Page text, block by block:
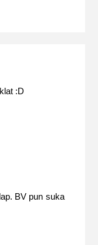
:D
BV pun suka